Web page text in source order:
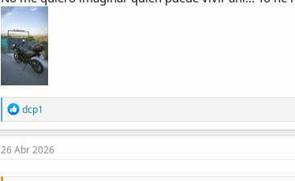
R
e
a
c
dcp1
26 Abr 2026